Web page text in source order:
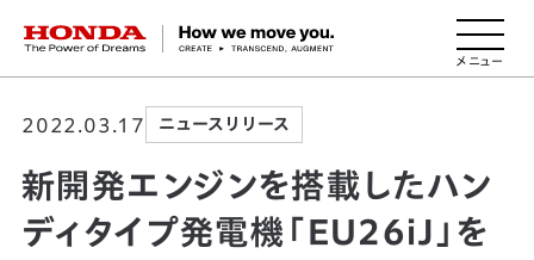
HONDA The Power of Dreams
2022.03.17 ニュースリリース
新開発エンジンを搭載したハン
ディタイプ発電機「EU26iJ」を